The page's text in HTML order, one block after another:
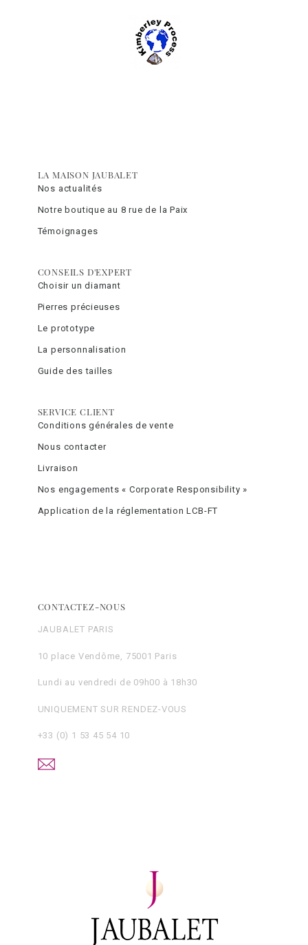
LA MAISON JAUBALET
Nos actualités
Notre boutique au 8 rue de la Paix
Témoignages
CONSEILS D'EXPERT
Choisir un diamant
Pierres précieuses
Le prototype
La personnalisation
Guide des tailles
SERVICE CLIENT
Conditions générales de vente
Nous contacter
Livraison
Nos engagements « Corporate Responsibility »
Application de la réglementation LCB-FT
CONTACTEZ-NOUS
JAUBALET PARIS
10 place Vendôme, 75001 Paris
Lundi au vendredi de 09h00 à 18h30
UNIQUEMENT SUR RENDEZ-VOUS
+33 (0) 1 53 45 54 10